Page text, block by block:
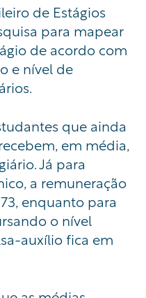
de Estágios
para mapear
de acordo com
e nível de
que ainda
em média,
Já para
a remuneração
enquanto para
o nível
auxílio fica em